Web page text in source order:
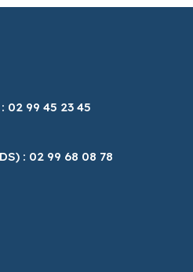
99 45 23 45
: 02 99 68 08 78